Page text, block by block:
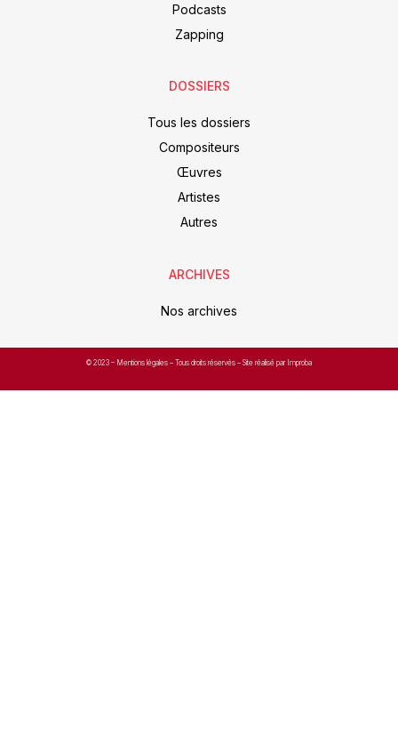
Podcasts
Zapping
DOSSIERS
Tous les dossiers
Compositeurs
Œuvres
Artistes
Autres
ARCHIVES
Nos archives
© 2023 – Mentions légales – Tous droits réservés – Site réalisé par Improba